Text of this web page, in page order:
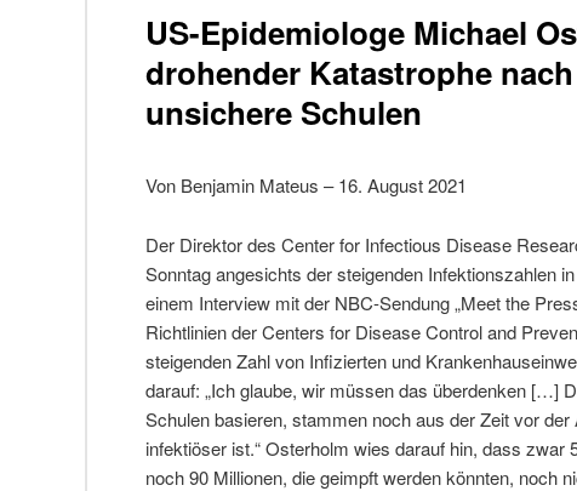
US-Epidemiologe Michael
drohender Katastrophe
unsichere Schulen
Von Benjamin Mateus – 16. August 2021
Der Direktor des Center for Infectious Disease
Sonntag angesichts der steigenden Infektionszahlen
einem Interview mit der NBC-Sendung „Meet the
Richtlinien der Centers for Disease Control and
steigenden Zahl von Infizierten und
darauf: „Ich glaube, wir müssen das überdenken […]
Schulen basieren, stammen noch aus der Zeit vor
infektiöser ist.“ Osterholm wies darauf hin, dass
noch 90 Millionen, die geimpft werden könnten, noch